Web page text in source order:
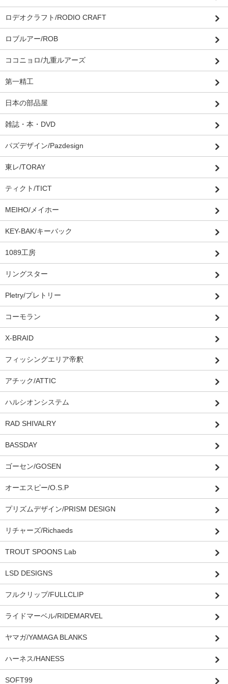
ロデオクラフト/RODIO CRAFT
ロブルアー/ROB
ココニョロ/九重ルアーズ
第一精工
日本の部品屋
雑誌・本・DVD
パズデザイン/Pazdesign
東レ/TORAY
ティクト/TICT
MEIHO/メイホー
KEY-BAK/キーバック
1089工房
リングスター
Pletry/プレトリー
コーモラン
X-BRAID
フィッシングエリア帝釈
アチック/ATTIC
ハルシオンシステム
RAD SHIVALRY
BASSDAY
ゴーセン/GOSEN
オーエスピー/O.S.P
プリズムデザイン/PRISM DESIGN
リチャーズ/Richaeds
TROUT SPOONS Lab
LSD DESIGNS
フルクリップ/FULLCLIP
ライドマーベル/RIDEMARVEL
ヤマガ/YAMAGA BLANKS
ハーネス/HANESS
SOFT99